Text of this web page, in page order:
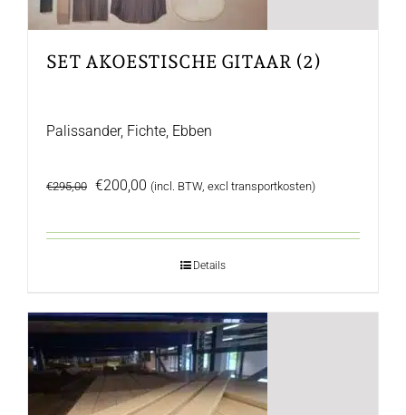
SET AKOESTISCHE GITAAR (2)
Palissander, Fichte, Ebben
€295,00 Oorspronkelijke
€200,00 Huidige
(incl. BTW, excl transportkosten)
Details